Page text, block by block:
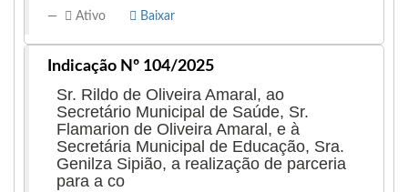
Contatos:
Redes Sociais:
Instagram: @vereador_jhonypan
Endereço do gabinete:Câmara Municipal de Imperatriz
- MA
Rua Hermes da Fonseca 525A ao lado do
Paraiba vila lobao
Ativo Baixar
Indicação Nº 104/2025
Sr. Rildo de Oliveira Amaral, ao
Secretário Municipal de Saúde, Sr.
Flamarion de Oliveira Amaral, e à
Secretária Municipal de Educação, Sra.
Genilza Sipião, a realização de parceria
para a co